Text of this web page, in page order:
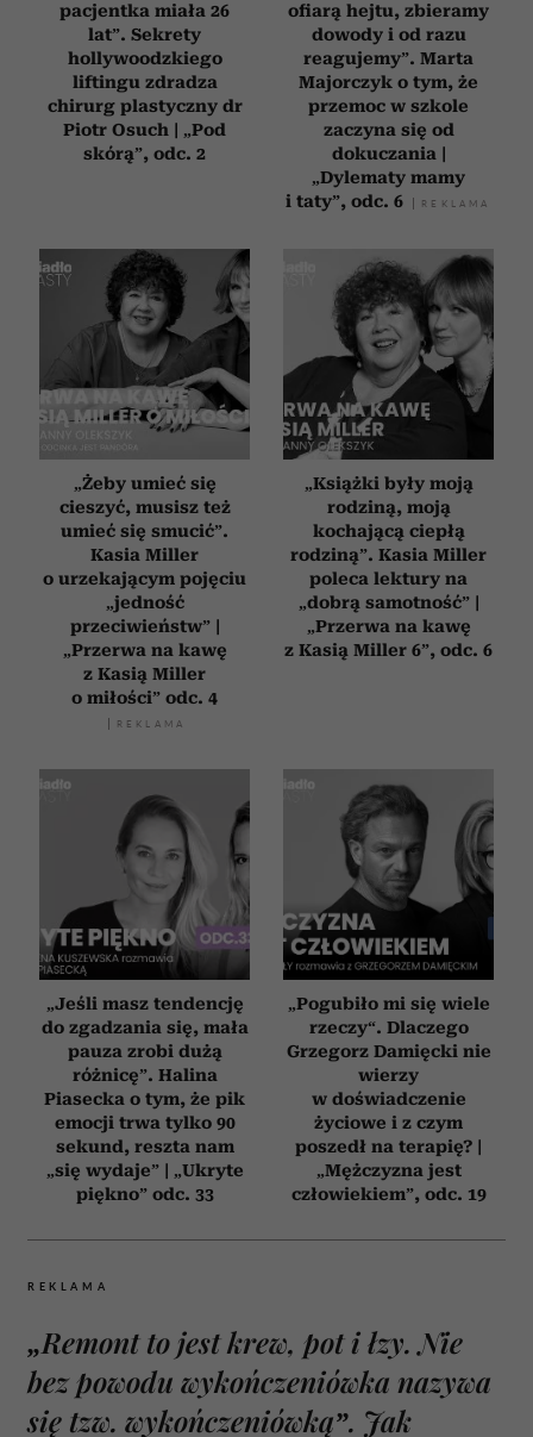
pacjentka miała 26
lat”. Sekrety
hollywoodzkiego
liftingu zdradza
chirurg plastyczny dr
Piotr Osuch | „Pod
skórą”, odc. 2
ofiarą hejtu, zbieramy
dowody i od razu
reagujemy”. Marta
Majorczyk o tym, że
przemoc w szkole
zaczyna się od
dokuczania |
„Dylematy mamy
i taty”, odc. 6
„Żeby umieć się
cieszyć, musisz też
umieć się smucić”.
Kasia Miller
o urzekającym pojęciu
„jedność
przeciwieństw” |
„Przerwa na kawę
z Kasią Miller
o miłości” odc. 4
„Książki były moją
rodziną, moją
kochającą ciepłą
rodziną”. Kasia Miller
poleca lektury na
„dobrą samotność” |
„Przerwa na kawę
z Kasią Miller 6”, odc. 6
„Jeśli masz tendencję
do zgadzania się, mała
pauza zrobi dużą
różnicę”. Halina
Piasecka o tym, że pik
emocji trwa tylko 90
sekund, reszta nam
„się wydaje” | „Ukryte
piękno” odc. 33
„Pogubiło mi się wiele
rzeczy“. Dlaczego
Grzegorz Damięcki nie
wierzy
w doświadczenie
życiowe i z czym
poszedł na terapię? |
„Mężczyzna jest
człowiekiem”, odc. 19
REKLAMA
„Remont to jest krew, pot i łzy. Nie
bez powodu wykończeniówka nazywa
się tzw. wykończeniówką”. Jak